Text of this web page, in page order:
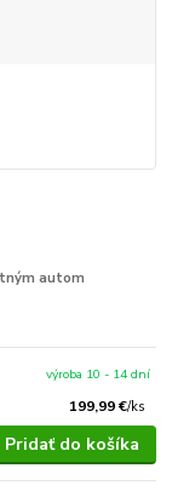
autom
199,99 €/ks
výroba 10 - 14 dní
Pridať do košíka